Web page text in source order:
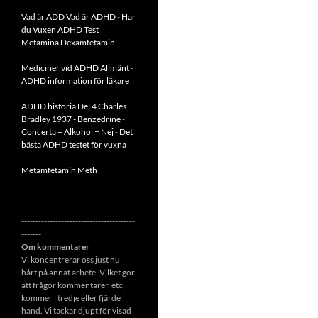
Vad är ADDVad är ADHD- Har
du Vuxen ADHD Test
Metamina Dexamfetamin -
Mediciner vid ADHD Allmänt-
ADHD information för läkare
ADHD historia Del 4 Charles
Bradley 1937 - Benzedrine-
Concerta + Alkohol = Nej- Det
bästa ADHD testet för vuxna
Metamfetamin Meth
----------------------------------------
-------
Om kommentarer
Vi koncentrerar oss just nu
hårt på annat arbete. Vilket gör
att frågor kommentarer, etc,
kommer i tredje eller fjärde
hand. Vi tackar djupt för visad